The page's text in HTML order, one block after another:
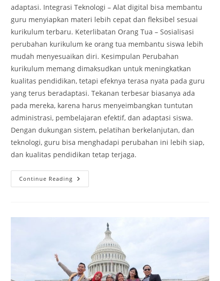
adaptasi. Integrasi Teknologi – Alat digital bisa membantu
guru menyiapkan materi lebih cepat dan fleksibel sesuai
kurikulum terbaru. Keterlibatan Orang Tua – Sosialisasi
perubahan kurikulum ke orang tua membantu siswa lebih
mudah menyesuaikan diri. Kesimpulan Perubahan
kurikulum memang dimaksudkan untuk meningkatkan
kualitas pendidikan, tetapi efeknya terasa nyata pada guru
yang terus beradaptasi. Tekanan terbesar biasanya ada
pada mereka, karena harus menyeimbangkan tuntutan
administrasi, pembelajaran efektif, dan adaptasi siswa.
Dengan dukungan sistem, pelatihan berkelanjutan, dan
teknologi, guru bisa menghadapi perubahan ini lebih siap,
dan kualitas pendidikan tetap terjaga.
Continue Reading Kurikulum
Terus
Siapa
Sebenarnya
Kewalahan?